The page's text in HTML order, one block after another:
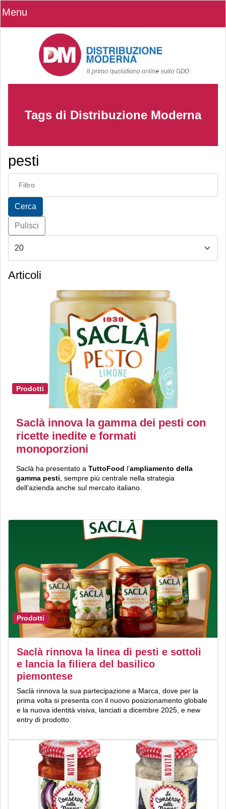
Menu
Tags di Distribuzione Moderna
pesti
Inserisci parte del titolo
Cerca
Pulisci
Articoli
Prodotti
Saclà innova la gamma dei pesti con
ricette inedite e formati
monoporzioni
Saclà ha presentato a TuttoFood l’ampliamento della
gamma pesti , sempre più centrale nella strategia
dell’azienda anche sul mercato italiano.
Prodotti
Saclà rinnova la linea di pesti e sottoli
e lancia la filiera del basilico
piemontese
Saclà rinnova la sua partecipazione a Marca, dove per la
prima volta si presenta con il nuovo posizionamento globale
e la nuova identità visiva, lanciati a dicembre 2025, e new
entry di prodotto.